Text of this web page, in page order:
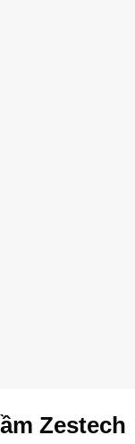
Zestech